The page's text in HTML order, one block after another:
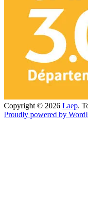
Copyright © 2026 Laep.
Proudly powered by